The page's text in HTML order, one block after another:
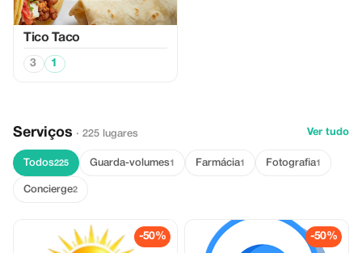
Tico Taco
3 1
Serviços · 225 lugares Ver tudo
Todos225 Guarda-volumes1 Farmácia1 Fotografia1
Concierge2
-50% -50%